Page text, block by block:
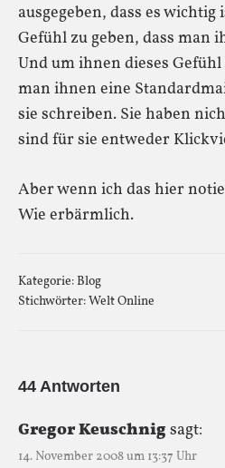
ausgegeben, dass es wichtig
Gefühl zu geben, dass
Und um ihnen dieses
man ihnen eine
sie schreiben. Sie haben
sind für sie entweder
Aber wenn ich das hier
Wie erbärmlich.
Kategorie:Blog
Stichwörter:Welt Online
44 Antworten
Gregor Keuschnigsagt:
14. November 2008 um 13:37 Uhr